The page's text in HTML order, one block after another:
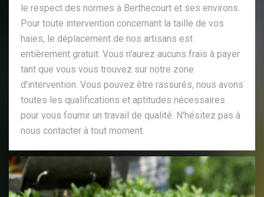
le respect des normes à Berthecourt et ses environs.
Pour toute intervention concernant la taille de vos
haies, le déplacement de nos artisans est
entièrement gratuit. Vous n'aurez aucuns frais à payer
tant que vous vous trouvez sur notre zone
d'intervention. Vous pouvez être rassurés, nous avons
toutes les qualifications et aptitudes nécessaires
pour vous fournir un travail de qualité. N'hésitez pas à
nous contacter à tout moment.